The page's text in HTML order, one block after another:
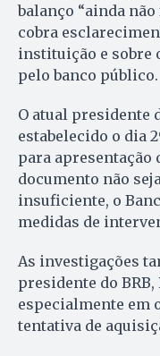
balanço “ainda
cobra
instituição e sobre
pelo banco público.
O atual presidente
estabelecido o dia
para apresentação
documento não
insuficiente, o
medidas de
As investigações
presidente do
especialmente em
tentativa de